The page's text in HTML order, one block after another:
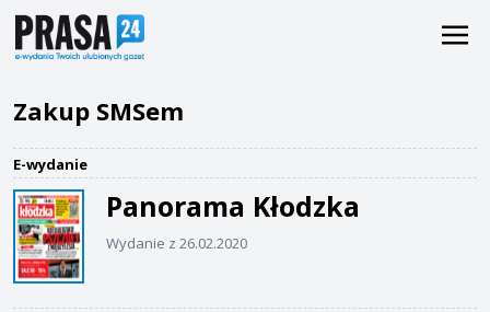
Zakup SMSem
E-wydanie
Panorama Kłodzka
Wydanie z 26.02.2020